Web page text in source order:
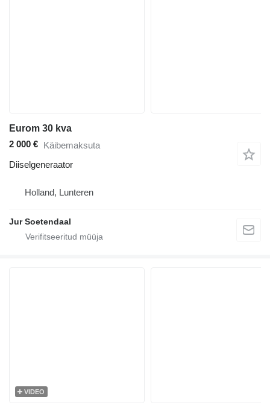
Eurom 30 kva
2 000 € Käibemaksuta
Diiselgeneraator
Holland, Lunteren
Jur Soetendaal
VIDEO